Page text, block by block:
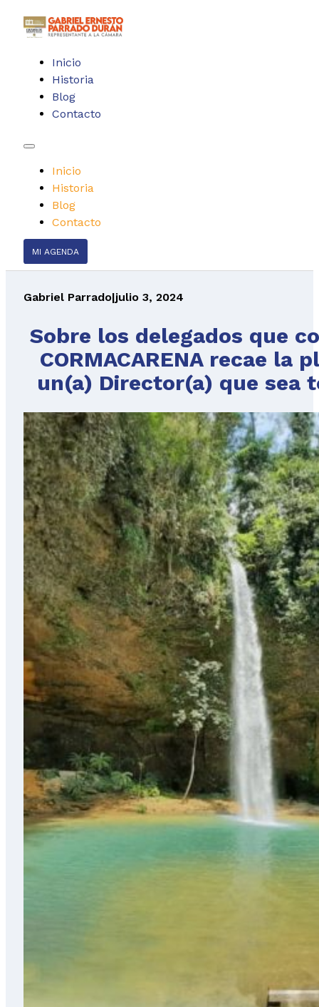
Inicio
Historia
Blog
Contacto
Inicio
Historia
Blog
Contacto
MI AGENDA
Gabriel Parrado|julio 3, 2024
Sobre los delegados que
CORMACARENA recae la
un(a) Director(a) que sea